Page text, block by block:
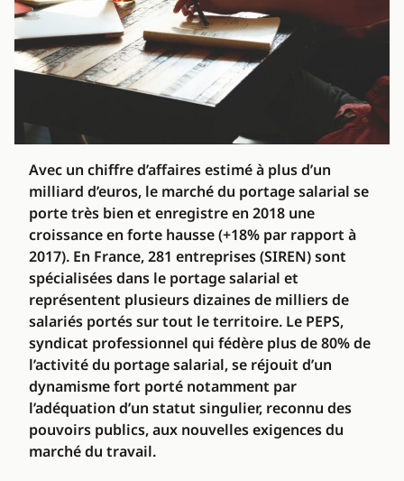
Avec un chiffre d’affaires estimé à plus d’un
milliard d’euros, le marché du portage salarial se
porte très bien et enregistre en 2018 une
croissance en forte hausse (+18% par rapport à
2017). En France, 281 entreprises (SIREN) sont
spécialisées dans le portage salarial et
représentent plusieurs dizaines de milliers de
salariés portés sur tout le territoire. Le PEPS,
syndicat professionnel qui fédère plus de 80% de
l’activité du portage salarial, se réjouit d’un
dynamisme fort porté notamment par
l’adéquation d’un statut singulier, reconnu des
pouvoirs publics, aux nouvelles exigences du
marché du travail.